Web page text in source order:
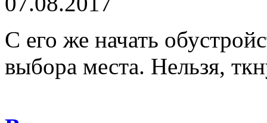
С его же начать
выбора места. Нельзя,